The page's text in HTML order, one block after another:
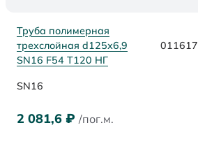
Труба полимерная
трехслойная d125х6,9
SN16 F54 Т120 НГ
011617
SN16
2 081,6 ₽ /пог.м.